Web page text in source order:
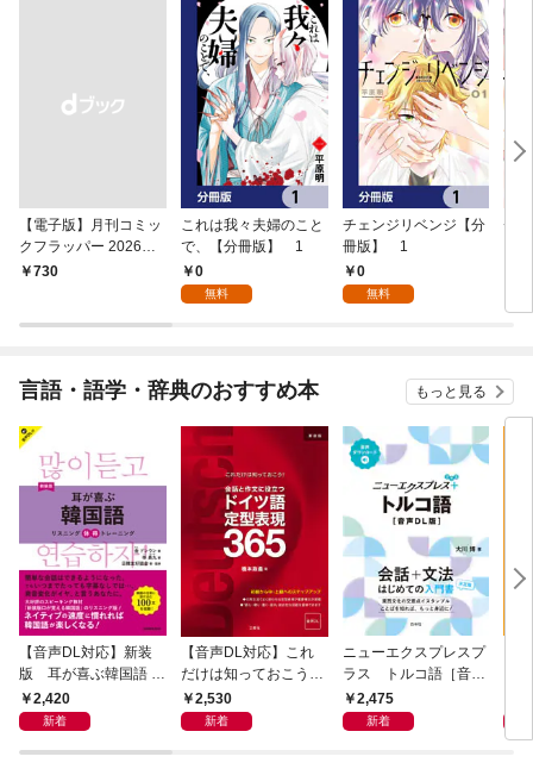
【電子版】月刊コミッ
クフラッパー 2026年9
月号
￥730
これは我々夫婦のこと
で、【分冊版】 1
0
無料
チェンジリベンジ【分
冊版】 1
0
無料
チ
言語・語学・辞典のおすすめ本 もっと見る
【音声DL対応】新装
版 耳が喜ぶ韓国語 リ
スニング体得トレーニ
ング
2,420
新着
【音声DL対応】これ
だけは知っておこう！
新装版 会話と作文に
役立つドイツ語定型表
2,530
新着
ニューエクスプレスプ
ラス トルコ語［音声
DL版］
2,475
新着